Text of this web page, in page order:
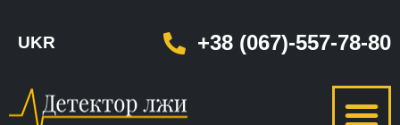
UKR +38 (067)-557-78-80